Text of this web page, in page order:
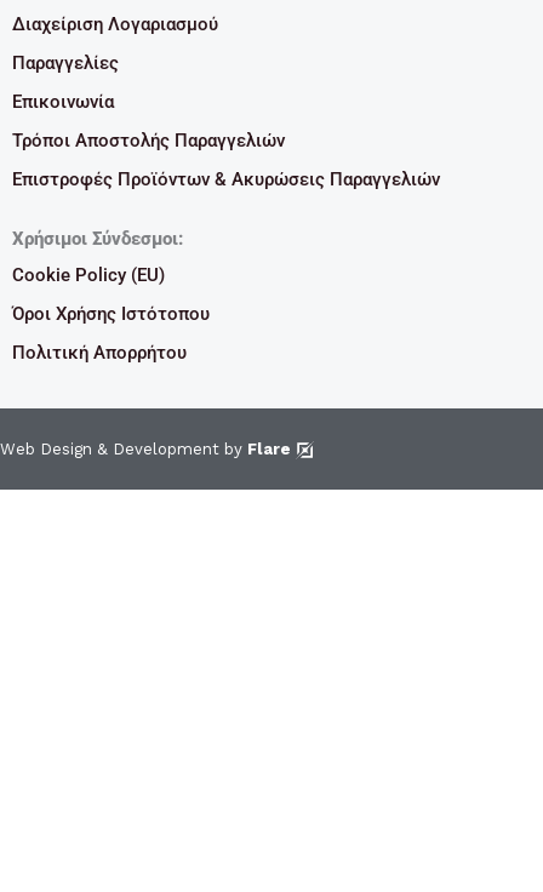
Διαχείριση Λογαριασμού
Παραγγελίες
Επικοινωνία
Τρόποι Αποστολής Παραγγελιών
Επιστροφές Προϊόντων & Ακυρώσεις Παραγγελιών
Χρήσιμοι Σύνδεσμοι:
Cookie Policy (EU)
Όροι Χρήσης Ιστότοπου
Πολιτική Απορρήτου
Web Design & Development by Flare